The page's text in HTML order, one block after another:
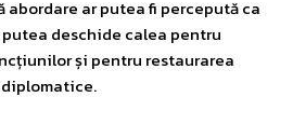
abordare ar putea fi percepută ca
deschide calea pentru
și pentru restaurarea